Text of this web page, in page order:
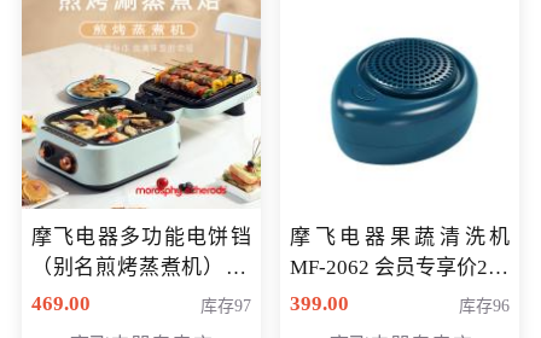
摩飞电器多功能电饼铛
（别名煎烤蒸煮机） 型
号MF-8888B 会员专享
469.00 库存97
摩飞电器果蔬清洗机
MF-2062 会员专享价268
元
399.00 库存96